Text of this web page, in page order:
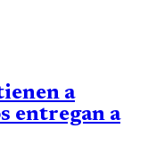
a
entregan a